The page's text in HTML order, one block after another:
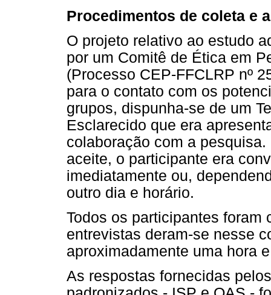
Procedimentos de coleta e
O projeto relativo ao estudo
por um Comitê de Ética em
(Processo CEP-FFCLRP nº
para o contato com os
grupos, dispunha-se de um
Esclarecido que era
colaboração com a
aceite, o participante era
imediatamente ou,
outro dia e horário.
Todos os participantes
entrevistas deram-se nesse
aproximadamente uma hora
As respostas fornecidas